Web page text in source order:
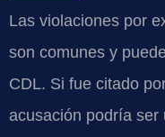
Las violaciones por
son comunes y
CDL. Si fue citado
acusación podría ser